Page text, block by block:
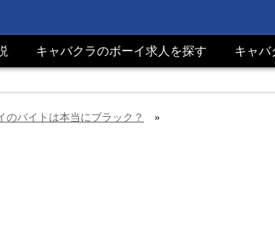
キャバクラのボーイ求人を探す キャバ
のバイトは本当にブラック？ »